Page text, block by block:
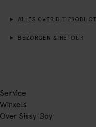
ALLES OVER DIT PRODUCT
BEZORGEN & RETOUR
Service
Winkels
Over Sissy-Boy